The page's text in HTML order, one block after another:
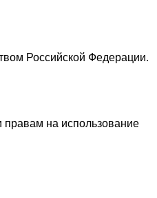
Российской Федерации.
на использование